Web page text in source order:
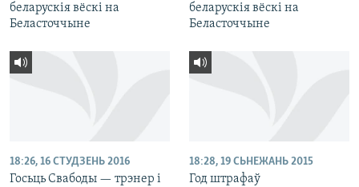
беларускія вёскі на
Беласточчыне
беларускія вёскі на
Беласточчыне
18:26, 16 СТУДЗЕНЬ 2016
Госьць Свабоды — трэнер і
18:28, 19 СЬНЕЖАНЬ 2015
Год штрафаў